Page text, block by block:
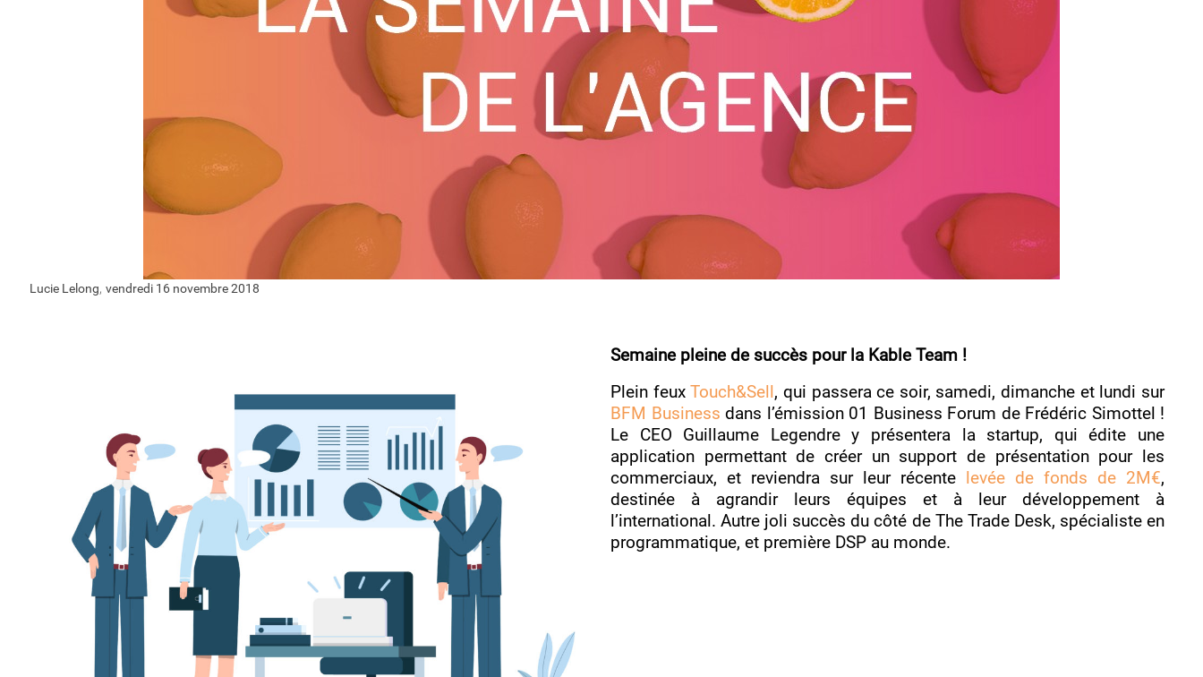
Lucie Lelong, vendredi 16 novembre 2018
Semaine pleine de succès pour la Kable Team !
Plein feuxTouch&Sell , qui passera ce soir, samedi, dimanche et lundi sur
BFM Business dans l’émission 01 Business Forum de Frédéric Simottel !
Le CEO Guillaume Legendre y présentera la startup, qui édite une
application permettant de créer un support de présentation pour les
commerciaux, et reviendra sur leur récente
levée de fonds de 2M€,
destinée à agrandir leurs équipes et à leur développement à
l’international. Autre joli succès du côté de The Trade Desk, spécialiste en
programmatique, et première DSP au monde.